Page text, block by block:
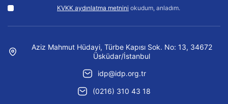
KVKK aydınlatma metnini okudum, anladım.
Aziz Mahmut Hüdayi, Türbe Kapısı Sok. No: 13, 34672
Üsküdar/İstanbul
idp@idp.org.tr
(0216) 310 43 18